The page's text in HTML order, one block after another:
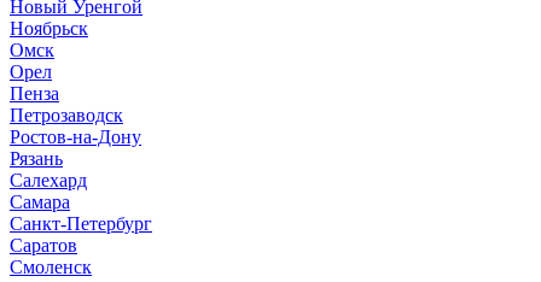
Новый Уренгой
Ноябрьск
Омск
Орел
Пенза
Петрозаводск
Ростов-на-Дону
Рязань
Салехард
Самара
Санкт-Петербург
Саратов
Смоленск